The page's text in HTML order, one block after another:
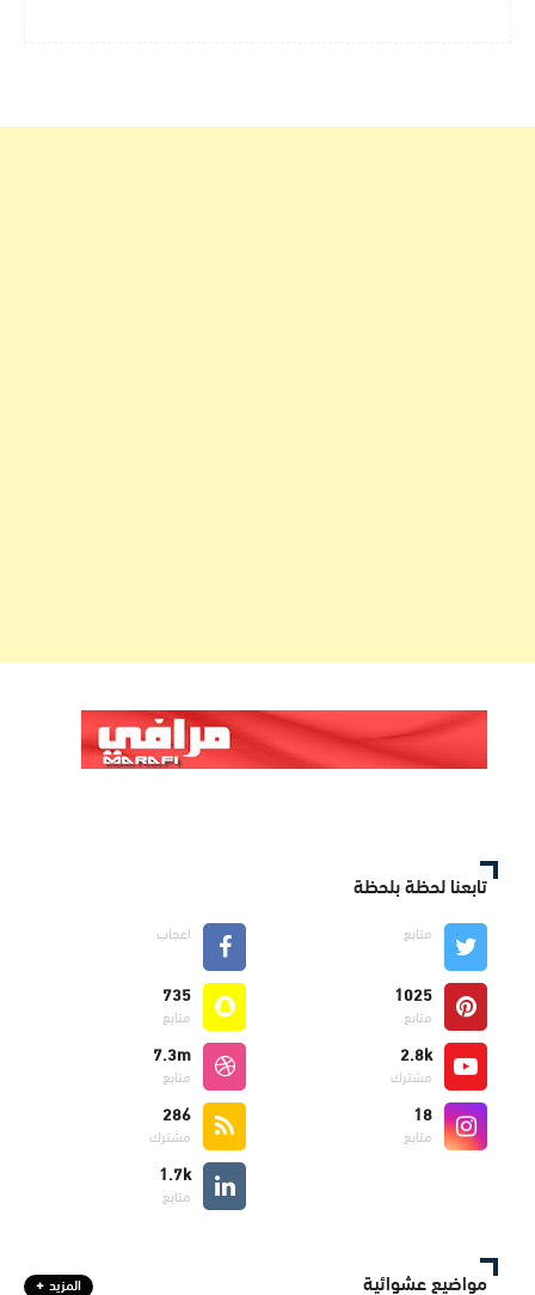
تابعنا لحظة بلحظة
متابع اعجاب
1025
متابع
735
متابع
2.8k
مشترك
7.3m
متابع
18
متابع
286
مشترك
1.7k
متابع
مواضيع عشوائية المزيد